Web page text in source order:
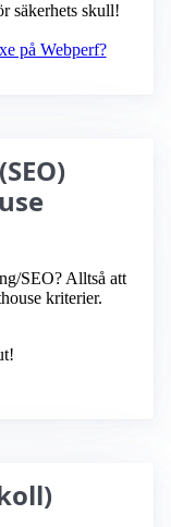
säkerhets skull!
på Webperf?
SEO? Alltså att
kriterier.